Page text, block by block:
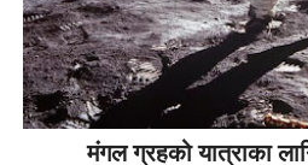
मंगल ग्रहको यात्राका